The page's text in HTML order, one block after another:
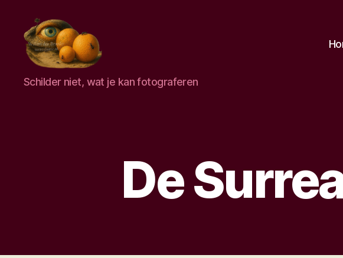
Surrealisme,
de
Schilder niet, wat je kan fotograferen
De